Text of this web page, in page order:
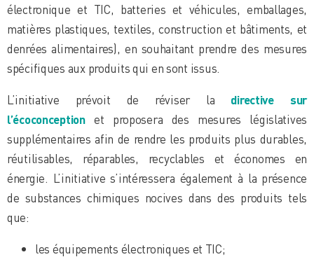
électronique et TIC, batteries et véhicules, emballages,
matières plastiques, textiles, construction et bâtiments, et
denrées alimentaires), en souhaitant prendre des mesures
spécifiques aux produits qui en sont issus.
L’initiative prévoit de réviser la directive sur
l’écoconceptionet proposera des mesures législatives
supplémentaires afin de rendre les produits plus durables,
réutilisables, réparables, recyclables et économes en
énergie. L’initiative s’intéressera également à la présence
de substances chimiques nocives dans des produits tels
que:
les équipements électroniques et TIC;